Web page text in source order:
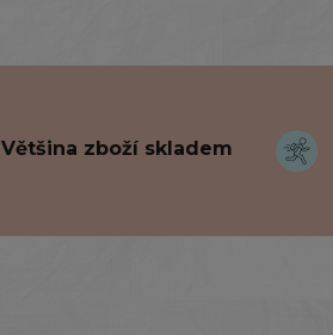
Většina zboží skladem